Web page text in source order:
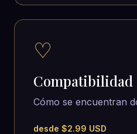
♡
Compatibilidad
Cómo se encuentran
desde $2.99 USD